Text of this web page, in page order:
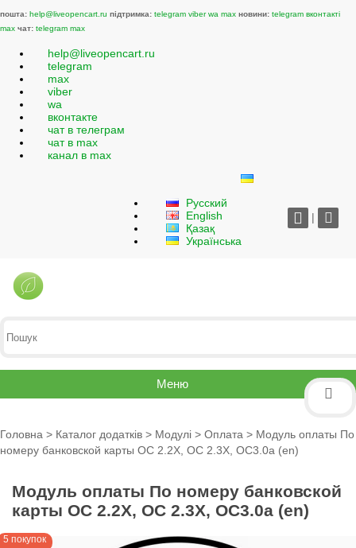
пошта: help@liveopencart.ru підтримка: telegram viber wa max новини: telegram вконтакті
max чат: telegram max
help@liveopencart.ru
telegram
max
viber
wa
вконтакте
чат в телеграм
чат в max
канал в max
Русский
English
Қазақ
Українська
|
Меню
Головна > Каталог додатків > Модулі > Оплата > Модуль оплаты По
номеру банковской карты OC 2.2X, OC 2.3X, OC3.0a (en)
Модуль оплаты По номеру банковской
карты OC 2.2X, OC 2.3X, OC3.0a (en)
5 покупок